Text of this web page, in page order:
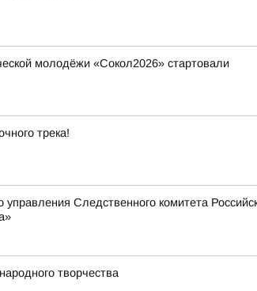
молодёжи «Сокол2026» стартовали
трека!
управления Следственного комитета
творчества